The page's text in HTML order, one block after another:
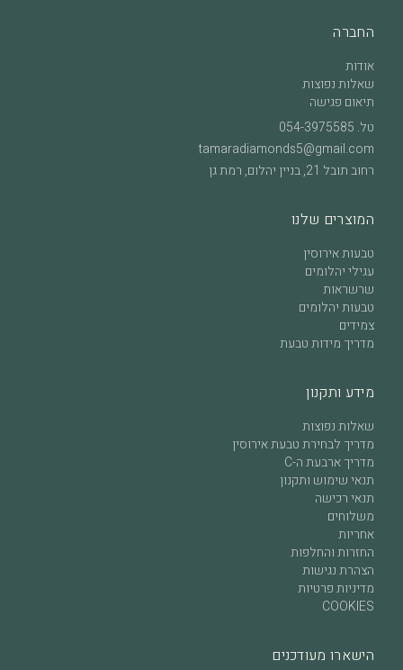
החברה
אודות
שאלות נפוצות
תיאום פגישה
טל.
tamaradiamonds5@gmail.com
רחוב תובל 21, בניין יהלום, רמת גן
המוצרים שלנו
טבעות אירוסין
עגילי יהלומים
שרשראות
טבעות יהלומים
צמידים
מדריך מידות טבעת
מידע ותקנון
שאלות נפוצות
מדריך לבחירת טבעת אירוסין
מדריך ארבעת ה-C
תנאי שימוש ותקנון
תנאי רכישה
משלוחים
אחריות
החזרות והחלפות
הצהרת נגישות
מדיניות פרטיות
COOKIES
הישארו מעודכנים